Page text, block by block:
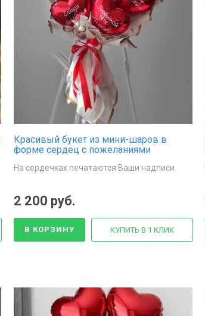
Красивый букет из мини-шаров в
форме сердец с пожеланиями
На сердечках печатаются Ваши надписи.
2 200 руб.
В КОРЗИНУ КУПИТЬ В 1 КЛИК